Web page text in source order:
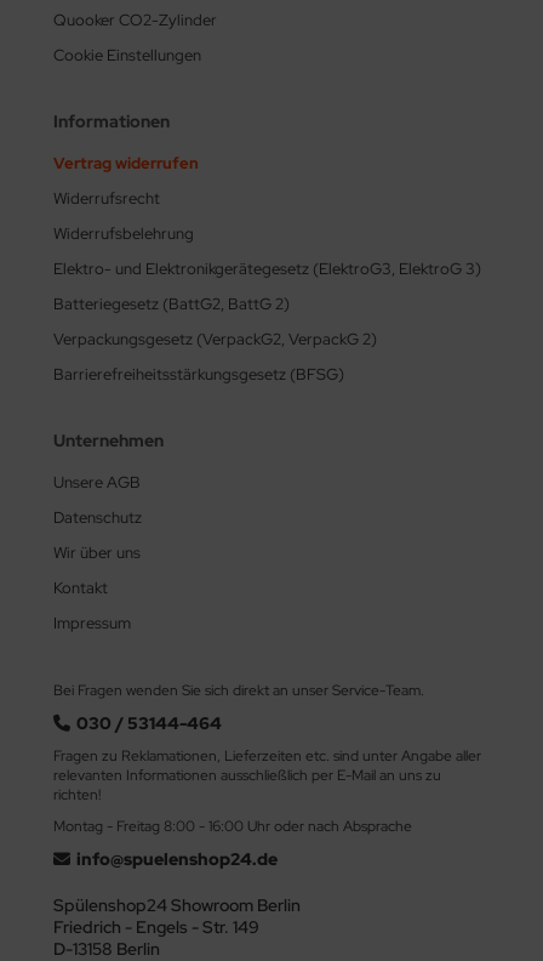
Quooker CO2-Zylinder
Cookie Einstellungen
Informationen
Vertrag widerrufen
Widerrufsrecht
Widerrufsbelehrung
Elektro- und Elektronikgerätegesetz (ElektroG3, ElektroG 3)
Batteriegesetz (BattG2, BattG 2)
Verpackungsgesetz (VerpackG2, VerpackG 2)
Barrierefreiheitsstärkungsgesetz (BFSG)
Unternehmen
Unsere AGB
Datenschutz
Wir über uns
Kontakt
Impressum
Bei Fragen wenden Sie sich direkt an unser Service-Team.
030 / 53144-464
Fragen zu Reklamationen, Lieferzeiten etc. sind unter Angabe aller
relevanten Informationen ausschließlich per E-Mail an uns zu
richten!
Montag - Freitag 8:00 - 16:00 Uhr oder nach Absprache
info@spuelenshop24.de
Spülenshop24 Showroom Berlin
Friedrich - Engels - Str. 149
D-13158 Berlin